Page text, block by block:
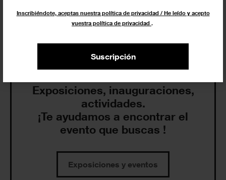
Inscribiéndote, aceptas nuestra política de privacidad / He leído y acepto
vuestra política de privacidad .
Suscripción
Agenda
Exposiciones, inauguraciones,
actividades.
¡Te ayudamos a encontrar el
evento que buscas !
Exposiciones y eventos